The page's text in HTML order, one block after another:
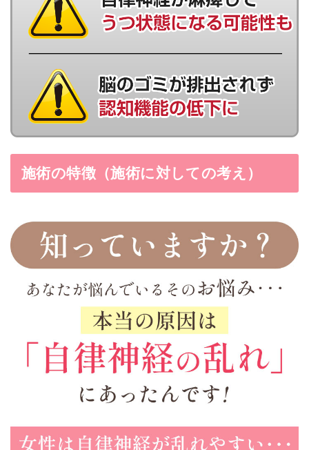
施術の特徴（施術に対しての考え）